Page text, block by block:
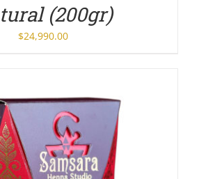
(200gr)
$24,990.00